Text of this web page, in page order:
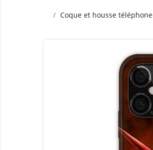
Coque et housse téléphone